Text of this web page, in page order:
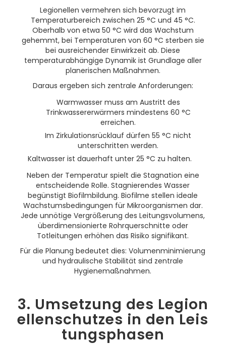
Legionellen vermehren sich bevorzugt im
Temperaturbereich zwischen 25 °C und 45 °C.
Oberhalb von etwa 50 °C wird das Wachstum
gehemmt, bei Temperaturen von 60 °C sterben sie
bei ausreichender Einwirkzeit ab. Diese
temperaturabhängige Dynamik ist Grundlage aller
planerischen Maßnahmen.
Daraus ergeben sich zentrale Anforderungen:
Warmwasser muss am Austritt des
Trinkwassererwärmers mindestens 60 °C
erreichen.
Im Zirkulationsrücklauf dürfen 55 °C nicht
unterschritten werden.
Kaltwasser ist dauerhaft unter 25 °C zu halten.
Neben der Temperatur spielt die Stagnation eine
entscheidende Rolle. Stagnierendes Wasser
begünstigt Biofilmbildung. Biofilme stellen ideale
Wachstumsbedingungen für Mikroorganismen dar.
Jede unnötige Vergrößerung des Leitungsvolumens,
überdimensionierte Rohrquerschnitte oder
Totleitungen erhöhen das Risiko signifikant.
Für die Planung bedeutet dies: Volumenminimierung
und hydraulische Stabilität sind zentrale
Hygienemaßnahmen.
3. Umsetzung des Legion
ellenschutzes in den Leis
tungsphasen